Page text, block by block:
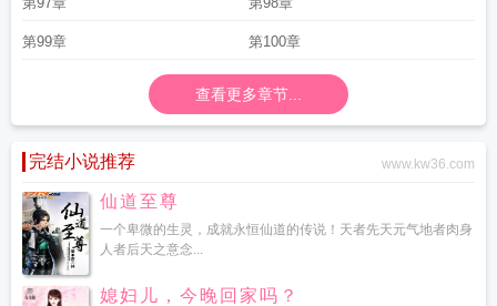
第99章 第100章
查看更多章节...
完结小说推荐 www.kw36.com
仙道至尊
一个卑微的生灵，成就永恒仙道的传说！天者先天元气地者肉身
人者后天之意念...
媳妇儿，今晚回家吗？